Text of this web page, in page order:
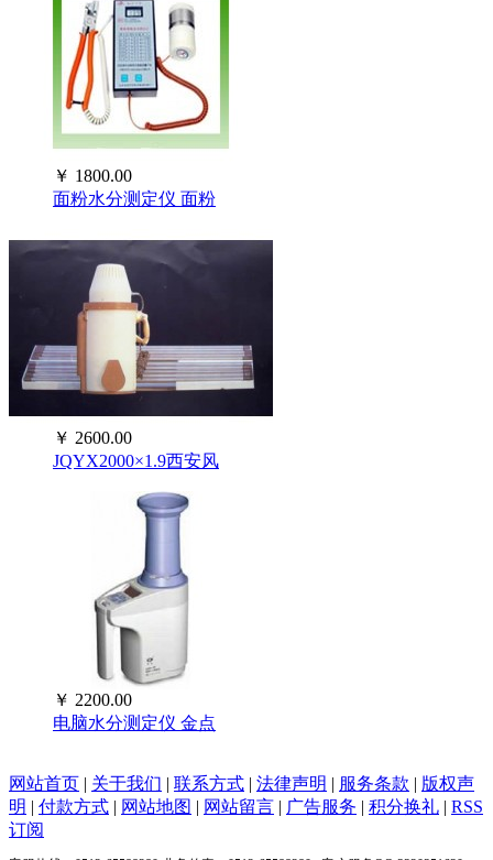
￥ 1800.00
面粉水分测定仪 面粉
￥ 2600.00
JQYX2000×1.9西安风
￥ 2200.00
电脑水分测定仪 金点
网站首页 关于我们 联系方式 法律声明 服务条款
版权声
明
付款方式 网站地图 网站留言 广告服务 积分换礼
RSS
订阅